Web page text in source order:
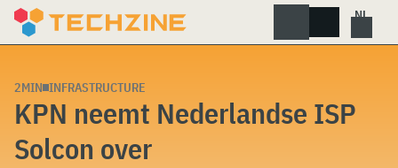
Skip
2MIN INFRASTRUCTURE
KPN neemt Nederlandse ISP
Solcon over